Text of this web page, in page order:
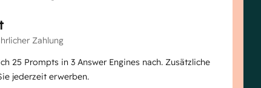
Zahlung
25 Prompts in 3 Answer Engines nach. Zusätzliche
jederzeit erwerben.